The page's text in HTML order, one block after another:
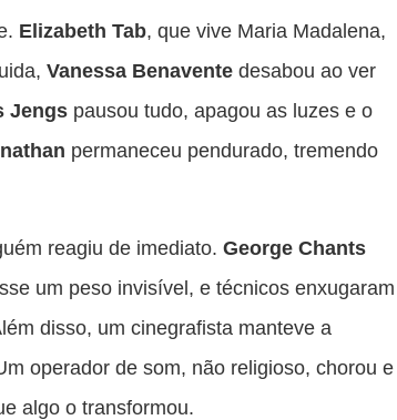
Elizabeth Tab, que vive Maria Madalena,
Vanessa Benavente desabou ao ver
Jengs pausou tudo, apagou as luzes e o
permaneceu pendurado, tremendo
reagiu de imediato.George Chants
um peso invisível, e técnicos enxugaram
disso, um cinegrafista manteve a
operador de som, não religioso, chorou e
algo o transformou.